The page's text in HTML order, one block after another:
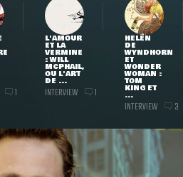
1
L'AMOUR
ET LA
VERMINE
: WILL
MCPHAIL,
OU L'ART
DE ...
INTERVIEW 1
HELEN
DE
WYNDHORN
ET
WONDER
WOMAN :
TOM
KING ET
...
INTERVIEW 3